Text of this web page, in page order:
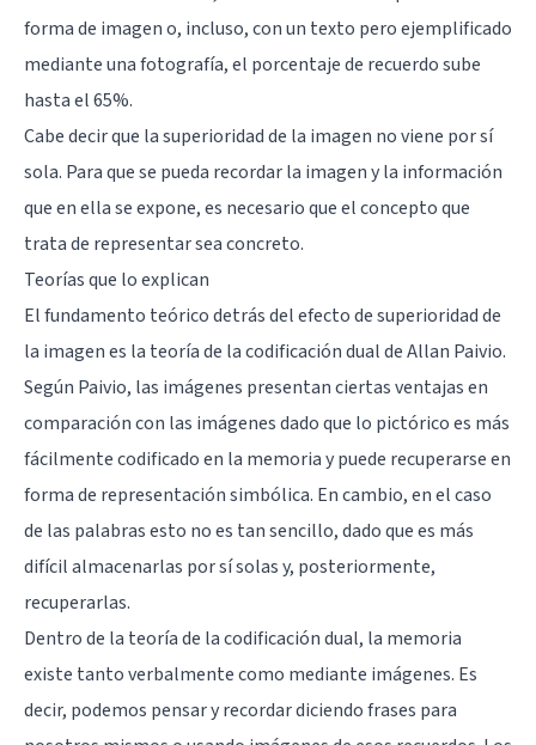
forma de imagen o, incluso, con un texto pero ejemplificado
mediante una fotografía, el porcentaje de recuerdo sube
hasta el 65%.
Cabe decir que la superioridad de la imagen no viene por sí
sola. Para que se pueda recordar la imagen y la información
que en ella se expone, es necesario que el concepto que
trata de representar sea concreto.
Teorías que lo explican
El fundamento teórico detrás del efecto de superioridad de
la imagen es la teoría de la codificación dual de Allan Paivio.
Según Paivio, las imágenes presentan ciertas ventajas en
comparación con las imágenes dado que lo pictórico es más
fácilmente codificado en la memoria y puede recuperarse en
forma de representación simbólica. En cambio, en el caso
de las palabras esto no es tan sencillo, dado que es más
difícil almacenarlas por sí solas y, posteriormente,
recuperarlas.
Dentro de la teoría de la codificación dual, la memoria
existe tanto verbalmente como mediante imágenes. Es
decir, podemos pensar y recordar diciendo frases para